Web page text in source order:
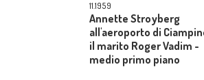
11.1959
Annette Stroyberg
all'aeroporto di
il marito Roger Vadim -
medio primo piano